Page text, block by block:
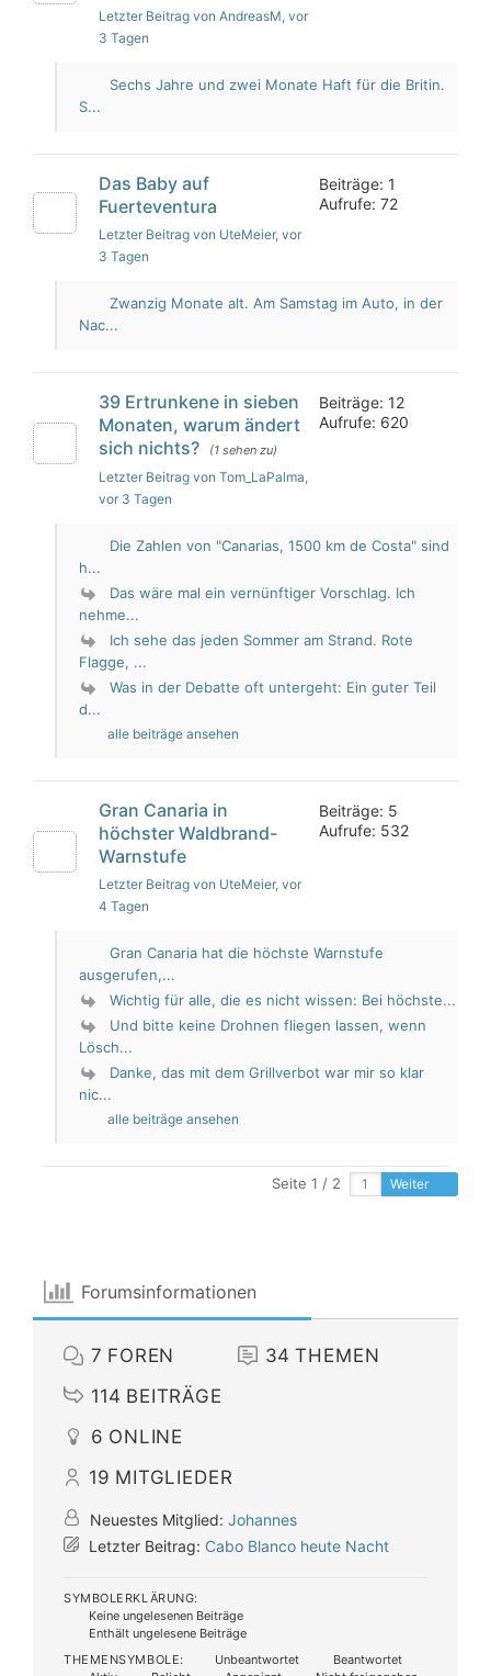
Letzter Beitrag von AndreasM, vor
3 Tagen
Sechs Jahre und zwei Monate Haft für die Britin.
S...
Das Baby auf
Fuerteventura
Letzter Beitrag von UteMeier, vor
3 Tagen
Beiträge: 1
Aufrufe: 72
Zwanzig Monate alt. Am Samstag im Auto, in der
Nac...
39 Ertrunkene in sieben
Monaten, warum ändert
sich nichts?
(1 sehen zu)
Letzter Beitrag von Tom_LaPalma,
vor 3 Tagen
Beiträge: 12
Aufrufe: 620
Die Zahlen von "Canarias, 1500 km de Costa" sind
h...
Das wäre mal ein vernünftiger Vorschlag. Ich
nehme...
Ich sehe das jeden Sommer am Strand. Rote
Flagge, ...
Was in der Debatte oft untergeht: Ein guter Teil
d...
alle beiträge ansehen
Gran Canaria in
höchster Waldbrand-
Warnstufe
Letzter Beitrag von UteMeier, vor
4 Tagen
Beiträge: 5
Aufrufe: 532
Gran Canaria hat die höchste Warnstufe
ausgerufen,...
Wichtig für alle, die es nicht wissen: Bei höchste...
Und bitte keine Drohnen fliegen lassen, wenn
Lösch...
Danke, das mit dem Grillverbot war mir so klar
nic...
alle beiträge ansehen
Seite 1 / 2 Weiter
Forumsinformationen
7 FOREN 34 THEMEN
114 BEITRÄGE
6 ONLINE
19 MITGLIEDER
Neuestes Mitglied: Johannes
Letzter Beitrag: Cabo Blanco heute Nacht
SYMBOLERKLÄRUNG:
Keine ungelesenen Beiträge
Enthält ungelesene Beiträge
THEMENSYMBOLE:
Unbeantwortet
Beantwortet